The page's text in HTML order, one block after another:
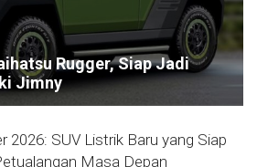
Rugger, Siap Jadi
Jimny
2026: SUV Listrik Baru yang Siap
Masa Depan